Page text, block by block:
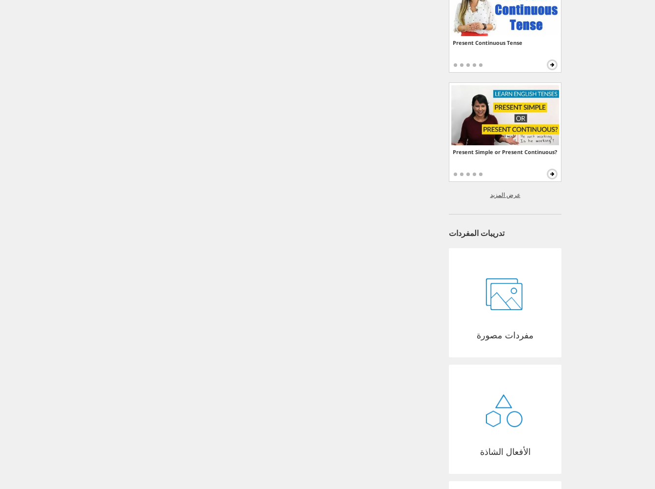
Present Continuous Tense
Present Simple or Present Continuous?
عرض المزيد
تدريبات المفردات
مفردات مصورة
الأفعال الشاذة